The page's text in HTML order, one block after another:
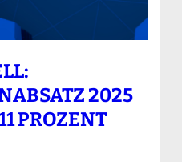
2025
PROZENT